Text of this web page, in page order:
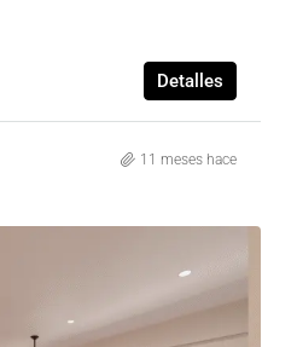
Detalles
11 meses hace